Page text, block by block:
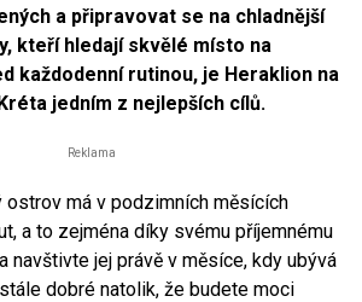
a připravovat se na chladnější
kteří hledají skvělé místo na
každodenní rutinou, je Heraklion na
jedním z nejlepších cílů.
Reklama
ostrov má v podzimních měsících
a to zejména díky svému příjemnému
navštivte jej právě v měsíce, kdy ubývá
dobré natolik, že budete moci